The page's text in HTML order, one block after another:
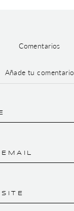
Comentarios
Añade tu comentario